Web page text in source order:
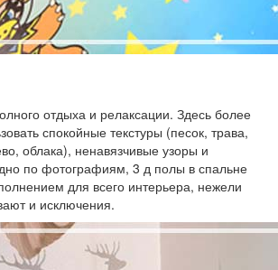
отдыха и релаксации. Здесь более
спокойные текстуры (песок, трава,
облака), ненавязчивые узоры и
по фотографиям, 3 д полы в спальне
для всего интерьера, нежели
и исключения.